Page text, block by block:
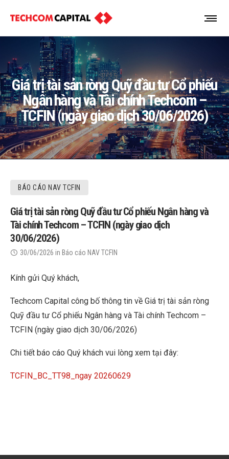
Giá trị tài sản ròng Quỹ đầu tư Cổ phiếu
Ngân hàng và Tài chính Techcom –
TCFIN (ngày giao dịch 30/06/2026)
BÁO CÁO NAV TCFIN
Giá trị tài sản ròng Quỹ đầu tư Cổ phiếu Ngân hàng và
Tài chính Techcom – TCFIN (ngày giao dịch
30/06/2026)
30/06/2026 in Báo cáo NAV TCFIN
Kính gửi Quý khách,
Techcom Capital công bố thông tin về Giá trị tài sản ròng
Quỹ đầu tư Cổ phiếu Ngân hàng và Tài chính Techcom –
TCFIN (ngày giao dịch 30/06/2026)
Chi tiết báo cáo Quý khách vui lòng xem tại đây:
TCFIN_BC_TT98_ngay 20260629